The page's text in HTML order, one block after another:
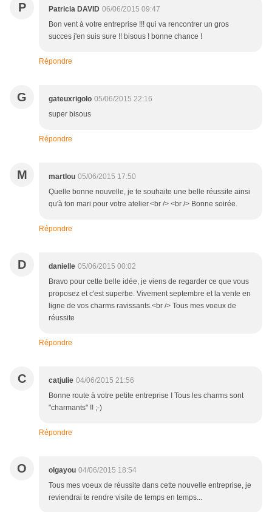
P Patricia DAVID 06/06/2015 09:47
Bon vent à votre entreprise !!! qui va rencontrer un gros
succes j'en suis sure !! bisous ! bonne chance !
Répondre
G gateuxrigolo 05/06/2015 22:16
super bisous
Répondre
M martlou 05/06/2015 17:50
Quelle bonne nouvelle, je te souhaite une belle réussite ainsi
qu'à ton mari pour votre atelier.<br /> <br /> Bonne soirée.
Répondre
D danielle 05/06/2015 00:02
Bravo pour cette belle idée, je viens de regarder ce que vous
proposez et c'est superbe. Vivement septembre et la vente en
ligne de vos charms ravissants.<br /> Tous mes voeux de
réussite
Répondre
C catjulie 04/06/2015 21:56
Bonne route à votre petite entreprise ! Tous les charms sont
"charmants" !! ;-)
Répondre
O olgayou 04/06/2015 18:54
Tous mes voeux de réussite dans cette nouvelle entreprise, je
reviendrai te rendre visite de temps en temps...